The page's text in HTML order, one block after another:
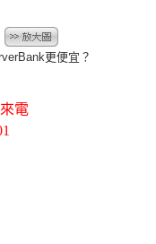
更便宜？
電